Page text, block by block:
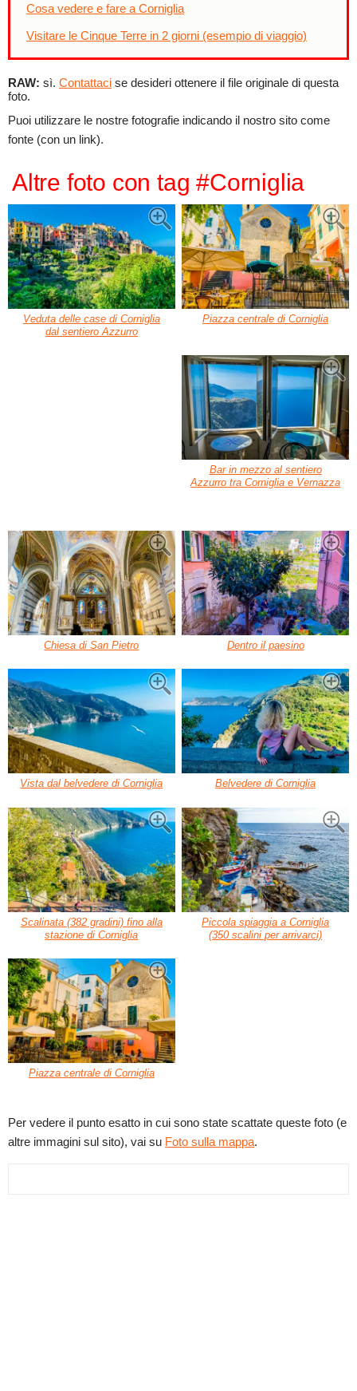
Cosa vedere e fare a Corniglia
Visitare le Cinque Terre in 2 giorni (esempio di viaggio)
RAW: sì. Contattaci se desideri ottenere il file originale di questa
foto.
Puoi utilizzare le nostre fotografie indicando il nostro sito come
fonte (con un link).
Altre foto con tag #Corniglia
Veduta delle case di Corniglia
dal sentiero Azzurro
Piazza centrale di Corniglia
Bar in mezzo al sentiero
Azzurro tra Corniglia e Vernazza
Chiesa di San Pietro Dentro il paesino
Vista dal belvedere di Corniglia Belvedere di Corniglia
Scalinata (382 gradini) fino alla
stazione di Corniglia
Piccola spiaggia a Corniglia
(350 scalini per arrivarci)
Piazza centrale di Corniglia
Per vedere il punto esatto in cui sono state scattate queste foto (e
altre immagini sul sito), vai su Foto sulla mappa.